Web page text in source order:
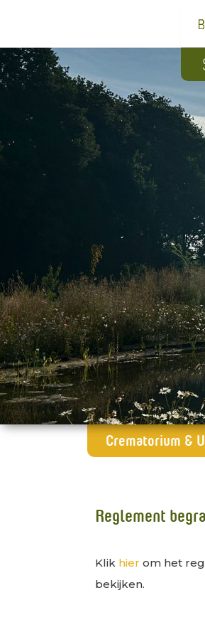
Crematorium &
Reglement
Klik hier om het
bekijken.